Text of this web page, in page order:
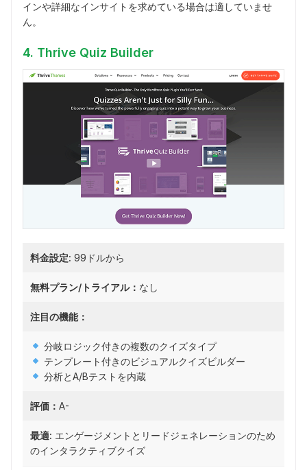
インや詳細なインサイトを求めている場合は適していませ
ん。
4. Thrive Quiz Builder
料金設定: 99ドルから
無料プラン/トライアル： なし
注目の機能：
分岐ロジック付きの複数のクイズタイプ
テンプレート付きのビジュアルクイズビルダー
分析とA/Bテストを内蔵
評価： A-
最適: エンゲージメントとリードジェネレーションのため
のインタラクティブクイズ